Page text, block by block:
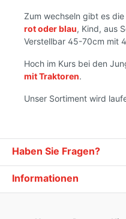
Zum wechseln gibt es die
rot oder blau, Kind, aus
Verstellbar 45-70cm mit
Hoch im Kurs bei den
mit Traktoren.
Unser Sortiment wird
Haben Sie Fragen?
Informationen